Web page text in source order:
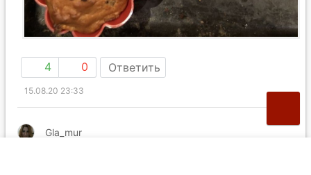
4 0 Ответить
15.08.20 23:33
Gla_mur